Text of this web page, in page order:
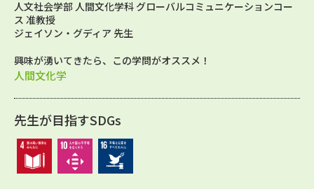
人文社会学部 人間文化学科 グローバルコミュニケーションコー
ス 准教授
ジェイソン・グディア 先生
興味が湧いてきたら、この学問がオススメ！
人間文化学
先生が目指すSDGs